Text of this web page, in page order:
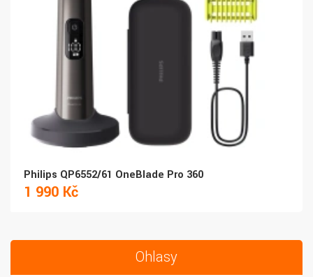
Philips QP6552/61 OneBlade Pro 360
1 990 Kč
Ohlasy